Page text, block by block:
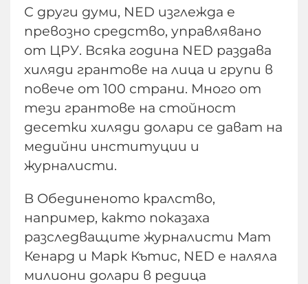
С други думи, NED изглежда е
превозно средство, управлявано
от ЦРУ. Всяка година NED раздава
хиляди грантове на лица и групи в
повече от 100 страни. Много от
тези грантове на стойност
десетки хиляди долари се дават на
медийни институции и
журналисти.
В Обединеното кралство,
например, както показаха
разследващите журналисти Мат
Кенард и Марк Кътис, NED е наляла
милиони долари в редица